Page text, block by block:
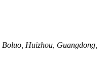
Huizhou, Guangdong,